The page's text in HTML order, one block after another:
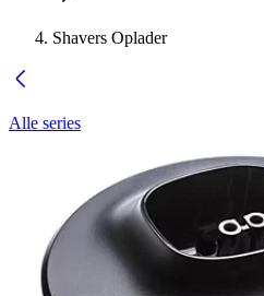
Shavers Oplader
Alle series